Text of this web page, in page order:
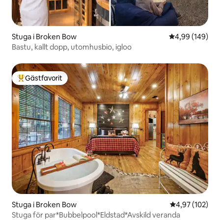
Stuga i Broken Bow 4,99 av 5 i
4,99 (149)
Bastu, kallt dopp, utomhusbio, igloo
Populär gästfavorit
Gästfavorit
Stuga i Broken Bow 4,97 av 5 i
4,97 (102)
Stuga för par*Bubbelpool*Eldstad*Avskild veranda